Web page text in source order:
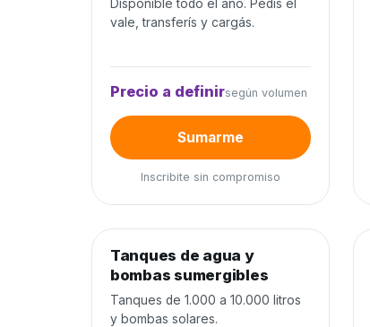
Disponible todo el año. Pedís el
vale, transferís y cargás.
Precio a definirsegún volumen
Sumarme
Inscribite sin compromiso
Agua y riego
Cierra en 10d
Tanques de agua y
bombas sumergibles
Tanques de 1.000 a 10.000 litros
y bombas solares.